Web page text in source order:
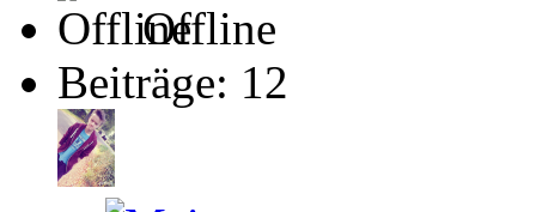
Offline
Beiträge: 12